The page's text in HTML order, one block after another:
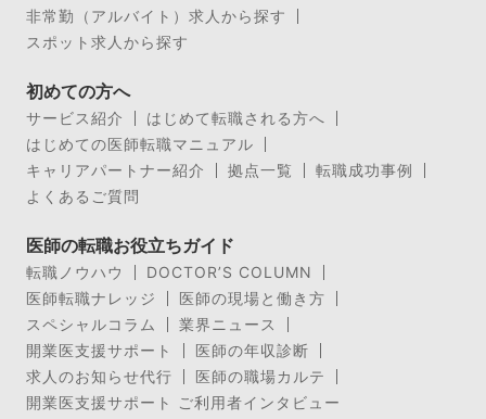
非常勤（アルバイト）求人から探す
スポット求人から探す
初めての方へ
サービス紹介
はじめて転職される方へ
はじめての医師転職マニュアル
キャリアパートナー紹介
拠点一覧
転職成功事例
よくあるご質問
医師の転職お役立ちガイド
転職ノウハウ
DOCTOR’S COLUMN
医師転職ナレッジ
医師の現場と働き方
スペシャルコラム
業界ニュース
開業医支援サポート
医師の年収診断
求人のお知らせ代行
医師の職場カルテ
開業医支援サポート ご利用者インタビュー